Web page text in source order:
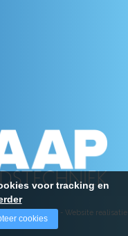
voorwaarden- Website realisatie
voor tracking en
cookies